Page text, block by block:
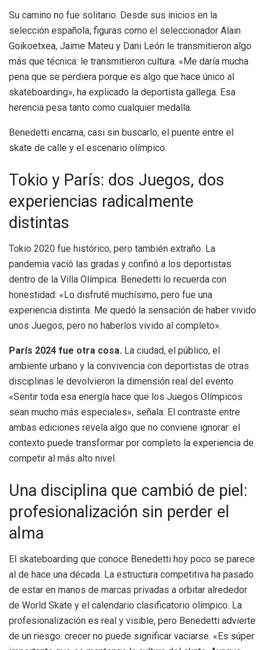
Su camino no fue solitario. Desde sus inicios en la
selección española, figuras como el seleccionador Alain
Goikoetxea, Jaime Mateu y Dani León le transmitieron algo
más que técnica: le transmitieron cultura. «Me daría mucha
pena que se perdiera porque es algo que hace único al
skateboarding», ha explicado la deportista gallega. Esa
herencia pesa tanto como cualquier medalla.
Benedetti encarna, casi sin buscarlo, el puente entre el
skate de calle y el escenario olímpico.
Tokio y París: dos Juegos, dos
experiencias radicalmente
distintas
Tokio 2020 fue histórico, pero también extraño. La
pandemia vació las gradas y confinó a los deportistas
dentro de la Villa Olímpica. Benedetti lo recuerda con
honestidad: «Lo disfruté muchísimo, pero fue una
experiencia distinta. Me quedó la sensación de haber vivido
unos Juegos, pero no haberlos vivido al completo».
París 2024 fue otra cosa. La ciudad, el público, el
ambiente urbano y la convivencia con deportistas de otras
disciplinas le devolvieron la dimensión real del evento.
«Sentir toda esa energía hace que los Juegos Olímpicos
sean mucho más especiales», señala. El contraste entre
ambas ediciones revela algo que no conviene ignorar: el
contexto puede transformar por completo la experiencia de
competir al más alto nivel.
Una disciplina que cambió de piel:
profesionalización sin perder el
alma
El skateboarding que conoce Benedetti hoy poco se parece
al de hace una década. La estructura competitiva ha pasado
de estar en manos de marcas privadas a orbitar alrededor
de World Skate y el calendario clasificatorio olímpico. La
profesionalización es real y visible, pero Benedetti advierte
de un riesgo: crecer no puede significar vaciarse. «Es súper